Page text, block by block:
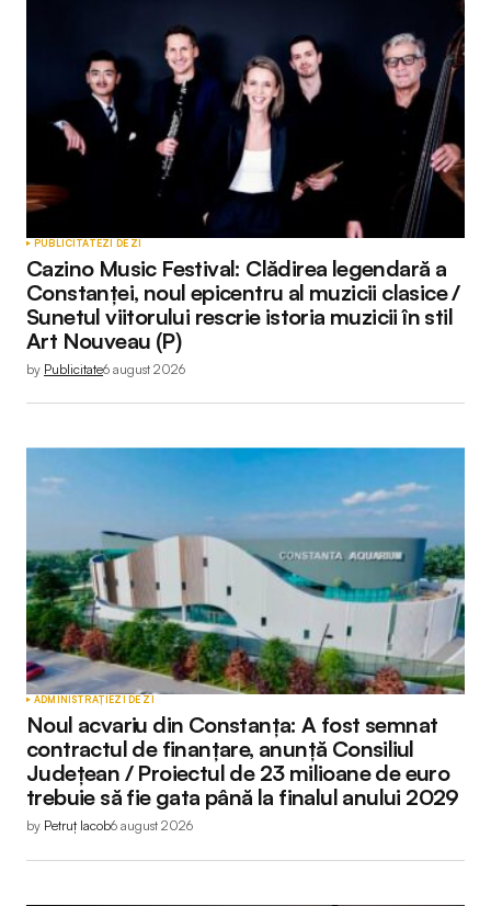
PUBLICITATEZI DE ZI
Cazino Music Festival: Clădirea legendară a
Constanței, noul epicentru al muzicii clasice /
Sunetul viitorului rescrie istoria muzicii în stil
Art Nouveau (P)
by Publicitate6 august 2026
ADMINISTRAȚIEZI DE ZI
Noul acvariu din Constanța: A fost semnat
contractul de finanțare, anunță Consiliul
Județean / Proiectul de 23 milioane de euro
trebuie să fie gata până la finalul anului 2029
by Petruț Iacob6 august 2026